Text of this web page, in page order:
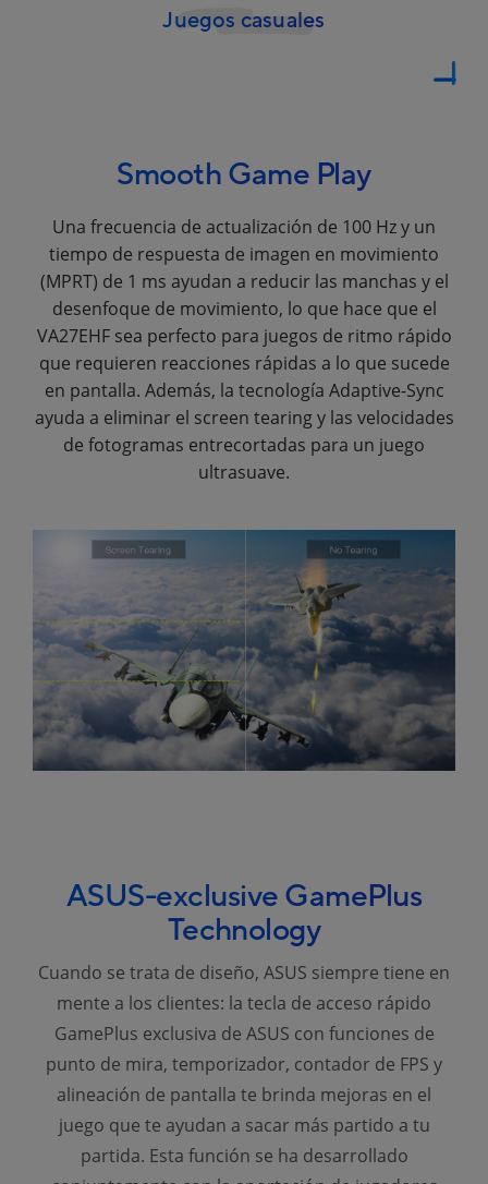
Juegos casuales
Smooth Game Play
Una frecuencia de actualización de 100 Hz y un
tiempo de respuesta de imagen en movimiento
(MPRT) de 1 ms ayudan a reducir las manchas y el
desenfoque de movimiento, lo que hace que el
VA27EHF sea perfecto para juegos de ritmo rápido
que requieren reacciones rápidas a lo que sucede
en pantalla. Además, la tecnología Adaptive-Sync
ayuda a eliminar el screen tearing y las velocidades
de fotogramas entrecortadas para un juego
ultrasuave.
ASUS-exclusive GamePlus
Technology
Cuando se trata de diseño, ASUS siempre tiene en
mente a los clientes: la tecla de acceso rápido
GamePlus exclusiva de ASUS con funciones de
punto de mira, temporizador, contador de FPS y
alineación de pantalla te brinda mejoras en el
juego que te ayudan a sacar más partido a tu
partida. Esta función se ha desarrollado